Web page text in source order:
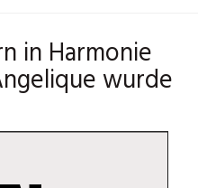
in Harmonie
wurde